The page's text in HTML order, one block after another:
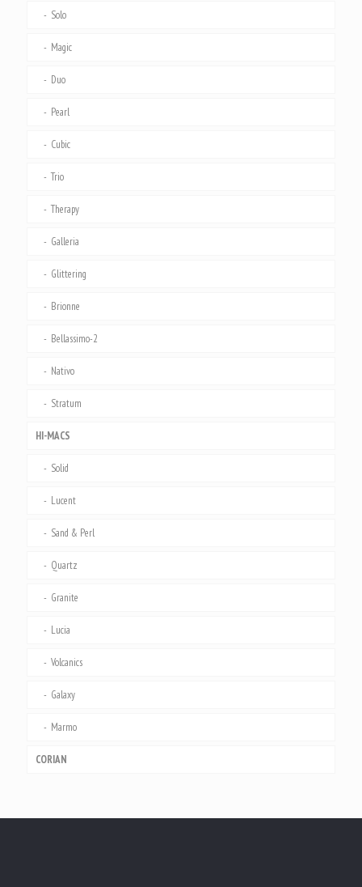
Solo
Magic
Duo
Pearl
Cubic
Trio
Therapy
Galleria
Glittering
Brionne
Bellassimo-2
Nativo
Stratum
HI-MACS
Solid
Lucent
Sand & Perl
Quartz
Granite
Lucia
Volcanics
Galaxy
Marmo
CORIAN